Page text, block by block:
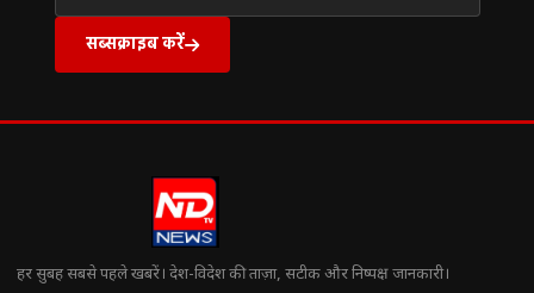
सब्सक्राइब करें
हर सुबह सबसे पहले खबरें। देश-विदेश की ताज़ा, सटीक और निष्पक्ष जानकारी।